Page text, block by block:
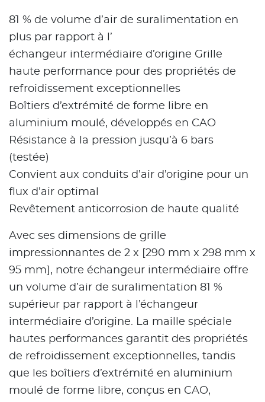
81 % de volume d’air de suralimentation en
plus par rapport à l’
échangeur intermédiaire d’origine Grille
haute performance pour des propriétés de
refroidissement exceptionnelles
Boîtiers d’extrémité de forme libre en
aluminium moulé, développés en CAO
Résistance à la pression jusqu’à 6 bars
(testée)
Convient aux conduits d’air d’origine pour un
flux d’air optimal
Revêtement anticorrosion de haute qualité
Avec ses dimensions de grille
impressionnantes de 2 x [290 mm x 298 mm x
95 mm], notre échangeur intermédiaire offre
un volume d’air de suralimentation 81 %
supérieur par rapport à l’échangeur
intermédiaire d’origine. La maille spéciale
hautes performances garantit des propriétés
de refroidissement exceptionnelles, tandis
que les boîtiers d’extrémité en aluminium
moulé de forme libre, conçus en CAO,